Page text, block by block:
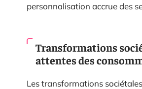
personnalisation accrue des
Transformations
attentes des
Les transformations